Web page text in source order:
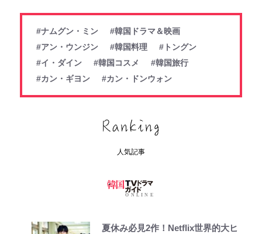
#ナムグン・ミン
#韓国ドラマ＆映画
#アン・ウンジン
#韓国料理
#トングン
#イ・ダイン
#韓国コスメ
#韓国旅行
#カン・ギヨン
#カン・ドンウォン
人気記事
夏休み必見2作！Netflix世界的大ヒ